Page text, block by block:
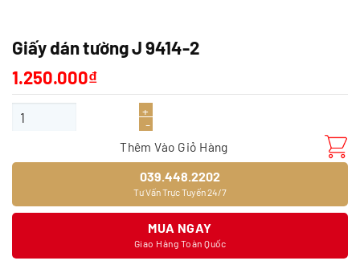
Giấy dán tường J 9414-2
1.250.000₫
Giấy dán tường J 9414-2 số lượng
Thêm Vào Giỏ Hàng
039.448.2202
Tư Vấn Trực Tuyến 24/7
MUA NGAY
Giao Hàng Toàn Quốc